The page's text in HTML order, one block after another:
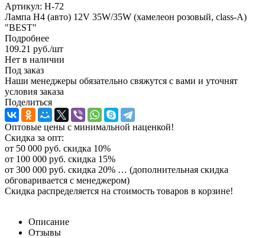
Артикул: H-72
Лампа H4 (авто) 12V 35W/35W (хамелеон розовый, class-A)
"BEST"
Подробнее
109.21 руб./шт
Нет в наличии
Под заказ
Наши менеджеры обязательно свяжутся с вами и уточнят
условия заказа
Поделиться
Оптовые цены с минимальной наценкой!
Скидка за опт:
от 50 000 руб. скидка 10%
от 100 000 руб. скидка 15%
от 300 000 руб. скидка 20% … (дополнительная скидка
обговаривается с менеджером)
Скидка распределяется на стоимость товаров в корзине!
Описание
Отзывы